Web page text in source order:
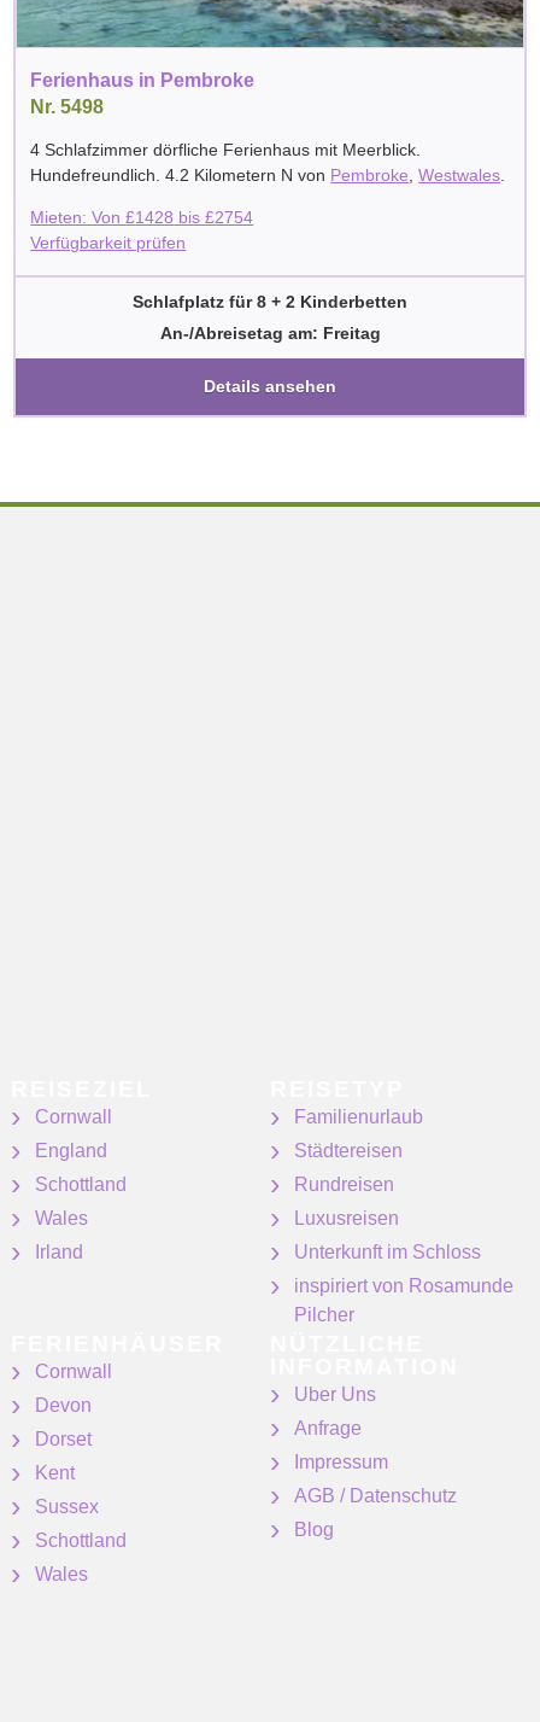
Ferienhaus in Pembroke
Nr. 5498
4 Schlafzimmer dörfliche Ferienhaus mit Meerblick.
Hundefreundlich. 4.2 Kilometern N von Pembroke ,Westwales
Mieten: Von£1428 bis£2754
Verfügbarkeit prüfen
Schlafplatz für 8 + 2 Kinderbetten
An-/Abreisetag am: Freitag
Details ansehen
Cornwall
England
Schottland
Wales
Irland
Familienurlaub
Städtereisen
Rundreisen
Luxusreisen
Unterkunft im Schloss
inspiriert von Rosamunde
Pilcher
Cornwall
Devon
Dorset
Kent
Sussex
Schottland
Wales
Uber Uns
Anfrage
Impressum
AGB / Datenschutz
Blog